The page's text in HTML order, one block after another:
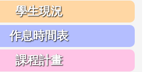
學生現況
作息時間表
課程計畫